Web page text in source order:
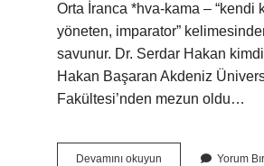
Orta İranca *hva-kama – “kendi
yöneten, imparator”
savunur. Dr. Serdar Hakan
Hakan Başaran Akdeniz
Fakültesi’nden mezun oldu…
Devamını okuyun Yorum